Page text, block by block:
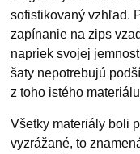
sofistikovaný vzhľad.
zapínanie na zips
napriek svojej
šaty nepotrebujú
z toho istého
Všetky materiály boli
vyzrážané, to